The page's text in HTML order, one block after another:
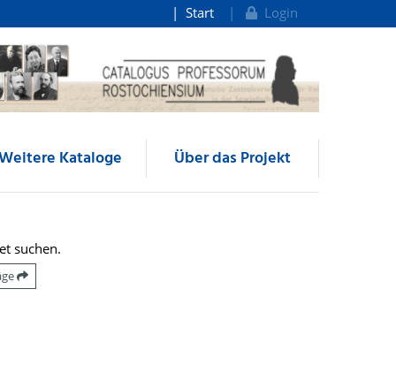
Start Login
Kataloge Über das Projekt
suchen.